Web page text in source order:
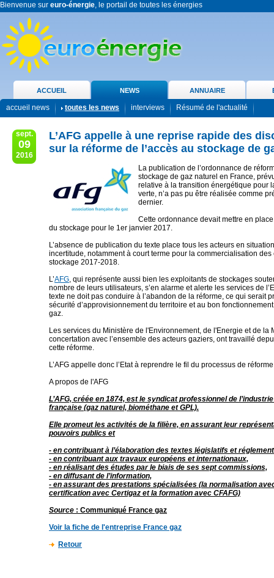
Bienvenue sur euro-énergie, le portail de toutes les énergies
ACCUEIL NEWS ANNUAIRE
accueil news toutes les news interviews Résumé de l'actualité
sept.
09
2016
L’AFG appelle à une reprise rapide des
sur la réforme de l’accès au stockage de
La publication de l’ordonnance de
stockage de gaz naturel en France,
relative à la transition énergétique pour
verte, n’a pas pu être réalisée comme
dernier.
Cette ordonnance devait mettre en
du stockage pour le 1er janvier 2017.
L’absence de publication du texte place tous les acteurs en
incertitude, notamment à court terme pour la commercialisation des
stockage 2017-2018.
L’AFG, qui représente aussi bien les exploitants de stockages
nombre de leurs utilisateurs, s’en alarme et alerte les services de
texte ne doit pas conduire à l’abandon de la réforme, ce qui serait
sécurité d’approvisionnement du territoire et au bon
gaz.
Les services du Ministère de l'Environnement, de l'Energie et de la
concertation avec l’ensemble des acteurs gaziers, ont travaillé
cette réforme.
L’AFG appelle donc l’Etat à reprendre le fil du processus de
A propos de l'AFG
L’AFG, créée en 1874, est le syndicat professionnel de
française (gaz naturel, biométhane et GPL).
Elle promeut les activités de la filière, en assurant leur
pouvoirs publics et
- en contribuant à l’élaboration des textes législatifs et
- en contribuant aux travaux européens et internationaux,
- en réalisant des études par le biais de ses sept commissions,
- en diffusant de l’information,
- en assurant des prestations spécialisées (la normalisation
certification avec Certigaz et la formation avec CFAFG)
Source : Communiqué France gaz
Voir la fiche de l'entreprise France gaz
Retour